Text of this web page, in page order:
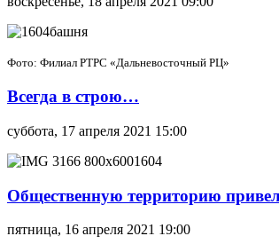
Фото: Филиал РТРС «Дальневосточный РЦ»
Всегда в строю…
суббота, 17 апреля 2021 15:00
Общественную территорию
пятница, 16 апреля 2021 19:00